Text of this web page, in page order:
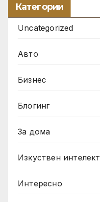
Категории
Uncategorized
Авто
Бизнес
Блогинг
За дома
Изкуствен интелект
Интересно